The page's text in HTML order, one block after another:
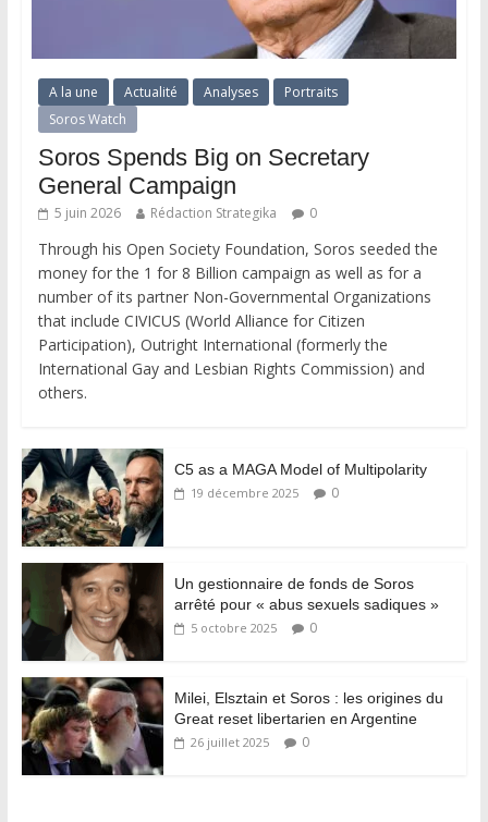
A la une Actualité Analyses
Portraits
Soros Watch
Soros Spends Big on Secretary
General Campaign
5 juin 2026 Rédaction Strategika 0
Through his Open Society Foundation, Soros seeded the
money for the 1 for 8 Billion campaign as well as for a
number of its partner Non-Governmental Organizations
that include CIVICUS (World Alliance for Citizen
Participation), Outright International (formerly the
International Gay and Lesbian Rights Commission) and
others.
C5 as a MAGA Model of Multipolarity
19 décembre 2025 0
Un gestionnaire de fonds de Soros
arrêté pour « abus sexuels sadiques »
5 octobre 2025 0
Milei, Elsztain et Soros : les origines du
Great reset libertarien en Argentine
26 juillet 2025 0